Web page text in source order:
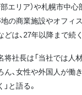
部エリア）や札幌市中
地の商業施設やオフィ
どは、27年以降まで続
社長は「当社では人
ん、女性や外国人が働
と語る。